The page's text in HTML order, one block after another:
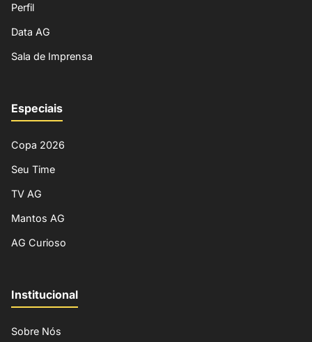
Perfil
Data AG
Sala de Imprensa
Especiais
Copa 2026
Seu Time
TV AG
Mantos AG
AG Curioso
Institucional
Sobre Nós